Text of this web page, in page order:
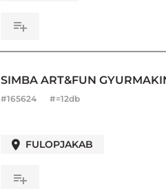
SIMBA ART&FUN
#165624 #=12db
FULOPJAKAB